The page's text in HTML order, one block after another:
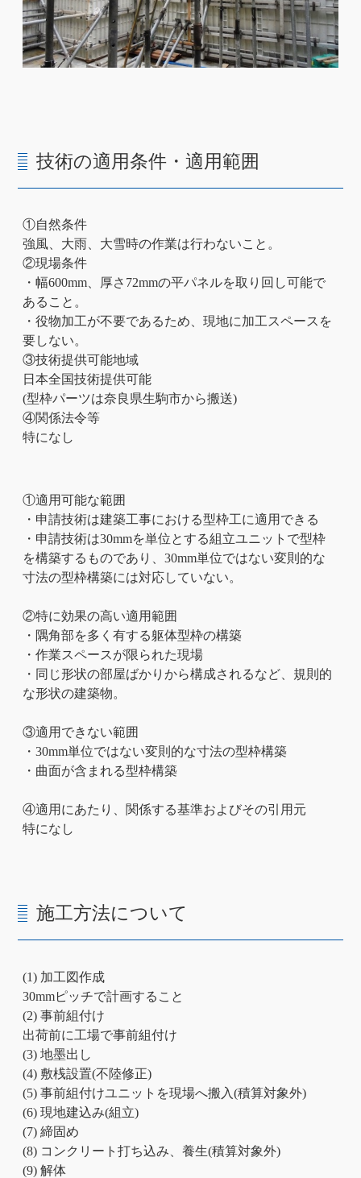
技術の適用条件・適用範囲
①自然条件
強風、大雨、大雪時の作業は行わないこと。
②現場条件
・幅600mm、厚さ72mmの平パネルを取り回し可能で
あること。
・役物加工が不要であるため、現地に加工スペースを
要しない。
③技術提供可能地域
日本全国技術提供可能
(型枠パーツは奈良県生駒市から搬送)
④関係法令等
特になし
①適用可能な範囲
・申請技術は建築工事における型枠工に適用できる
・申請技術は30mmを単位とする組立ユニットで型枠
を構築するものであり、30mm単位ではない変則的な
寸法の型枠構築には対応していない。
②特に効果の高い適用範囲
・隅角部を多く有する躯体型枠の構築
・作業スペースが限られた現場
・同じ形状の部屋ばかりから構成されるなど、規則的
な形状の建築物。
③適用できない範囲
・30mm単位ではない変則的な寸法の型枠構築
・曲面が含まれる型枠構築
④適用にあたり、関係する基準およびその引用元
特になし
施工方法について
(1) 加工図作成
30mmピッチで計画すること
(2) 事前組付け
出荷前に工場で事前組付け
(3) 地墨出し
(4) 敷桟設置(不陸修正)
(5) 事前組付けユニットを現場へ搬入(積算対象外)
(6) 現地建込み(組立)
(7) 締固め
(8) コンクリート打ち込み、養生(積算対象外)
(9) 解体